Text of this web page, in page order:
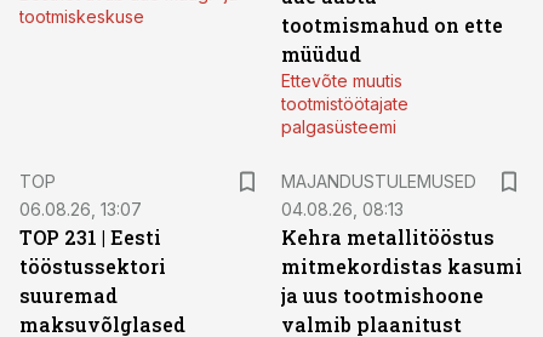
tootmiskeskuse
tootmismahud on ette
müüdud
Ettevõte muutis
tootmistöötajate
palgasüsteemi
TOP
06.08.26, 13:07
TOP 231 | Eesti
tööstussektori
suuremad
maksuvõlglased
MAJANDUSTULEMUSED
04.08.26, 08:13
Kehra metallitööstus
mitmekordistas kasumi
ja uus tootmishoone
valmib plaanitust